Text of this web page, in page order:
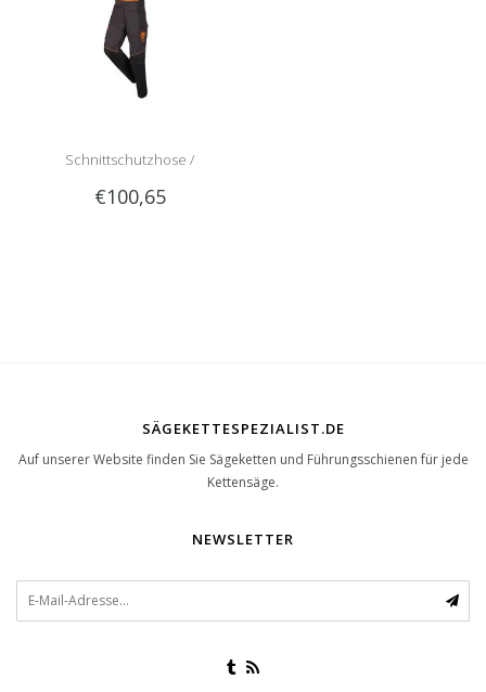
Schnittschutzhose /
Schnittschutzlatzhose Sip
€100,65
SÄGEKETTESPEZIALIST.DE
Auf unserer Website finden Sie Sägeketten und Führungsschienen für jede
Kettensäge.
NEWSLETTER